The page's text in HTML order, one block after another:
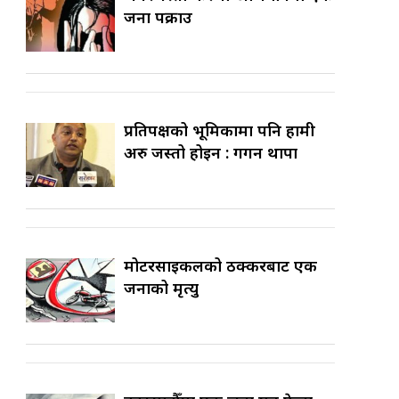
जना पक्राउ
प्रतिपक्षको भूमिकामा पनि हामी
अरु जस्तो होइन : गगन थापा
मोटरसाइकलको ठक्करबाट एक
जनाको मृत्यु